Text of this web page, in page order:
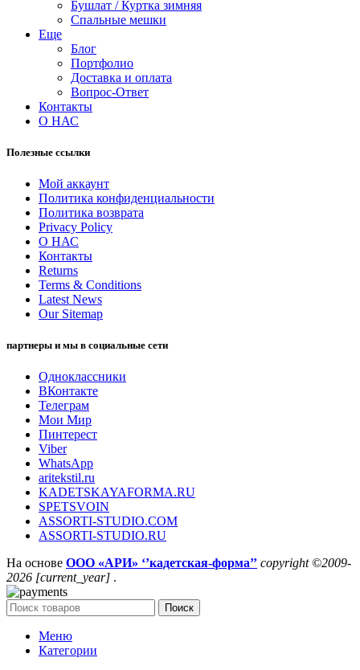
Бушлат / Куртка зимняя
Спальные мешки
Еще
Блог
Портфолио
Доставка и оплата
Вопрос-Ответ
Контакты
О НАС
Полезные ссылки
Мой аккаунт
Политика конфиденциальности
Политика возврата
Privacy Policy
О НАС
Контакты
Returns
Terms & Conditions
Latest News
Our Sitemap
партнеры и мы в социальные сети
Одноклассники
ВКонтакте
Телеграм
Мои Мир
Пинтерест
Viber
WhatsApp
aritekstil.ru
KADETSKAYAFORMA.RU
SPETSVOIN
ASSORTI-STUDIO.COM
ASSORTI-STUDIO.RU
На основе ООО «АРИ» ‘’кадетская-форма’’ copyright ©2009-
2026 [current_year] .
Поиск
Меню
Категории